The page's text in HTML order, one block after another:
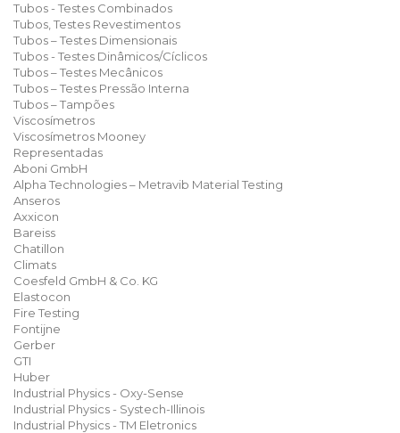
Tubos - Testes Combinados
Tubos, Testes Revestimentos
Tubos – Testes Dimensionais
Tubos - Testes Dinâmicos/Cíclicos
Tubos – Testes Mecânicos
Tubos – Testes Pressão Interna
Tubos – Tampões
Viscosímetros
Viscosímetros Mooney
Representadas
Aboni GmbH
Alpha Technologies – Metravib Material Testing
Anseros
Axxicon
Bareiss
Chatillon
Climats
Coesfeld GmbH & Co. KG
Elastocon
Fire Testing
Fontijne
Gerber
GTI
Huber
Industrial Physics - Oxy-Sense
Industrial Physics - Systech-Illinois
Industrial Physics - TM Eletronics